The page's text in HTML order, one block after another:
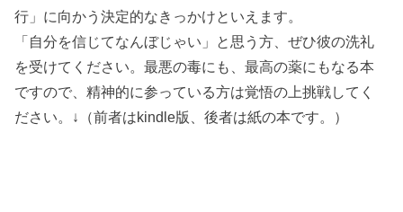
行」に向かう決定的なきっかけといえます。
「自分を信じてなんぼじゃい」と思う方、ぜひ彼の洗礼
を受けてください。最悪の毒にも、最高の薬にもなる本
ですので、精神的に参っている方は覚悟の上挑戦してく
ださい。↓（前者はkindle版、後者は紙の本です。）